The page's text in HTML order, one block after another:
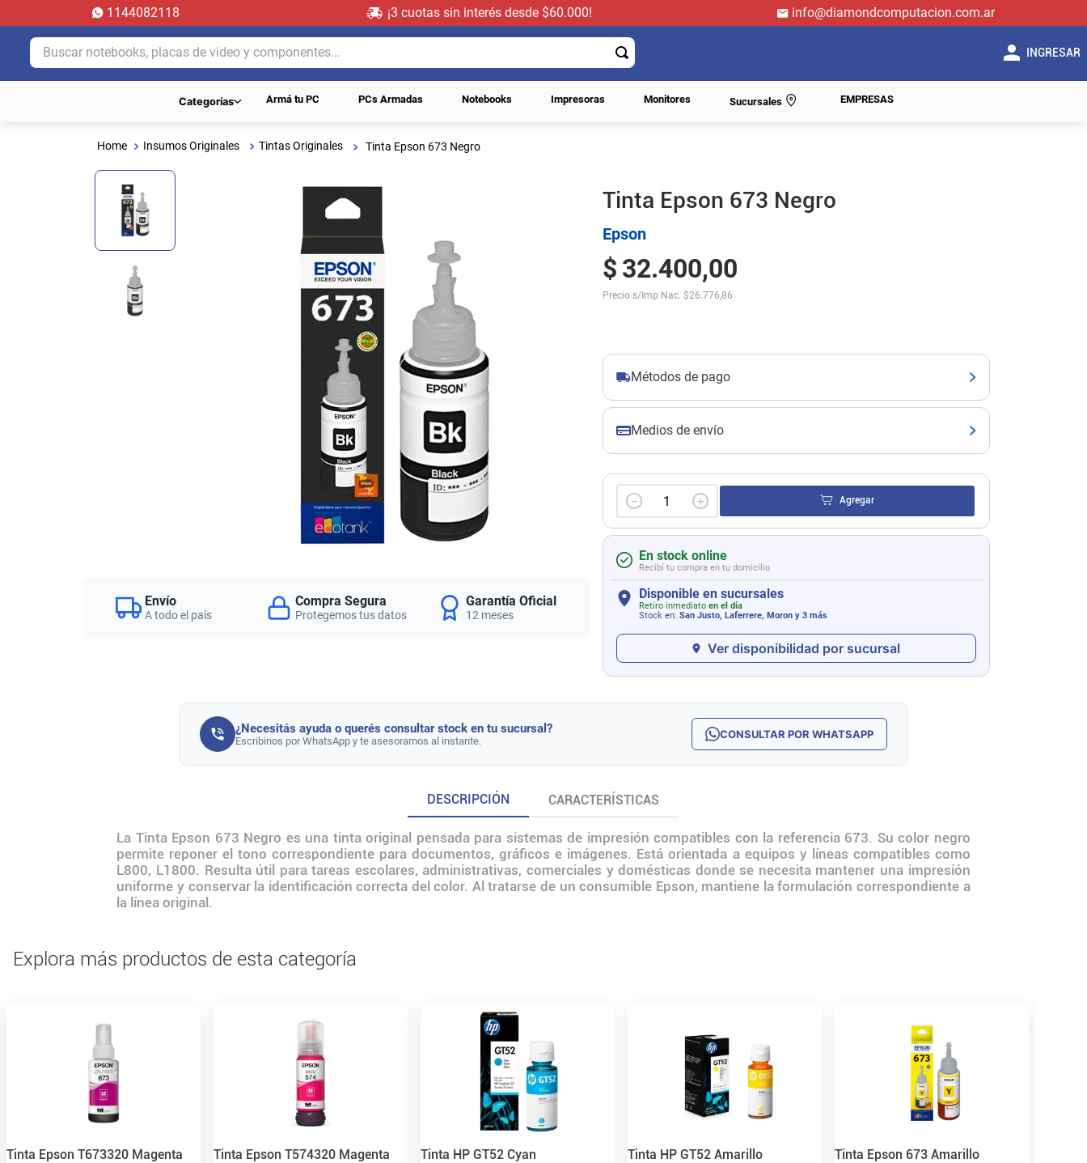
1144082118 ¡3 cuotas sin interés desde $60.000!
info@diamondcomputacion.com.ar
Buscar notebooks, placas de video y componentes...
INGRESAR
Categorías Armá tu PC PCs Armadas Notebooks Impresoras Monitores Sucursales EMPRESAS
Insumos Originales Tintas Originales Tinta Epson 673 Negro
Envío
A todo el país
Compra Segura
Protegemos tus datos
Garantía Oficial
12 meses
Tinta Epson 673 Negro
Epson
$ 32.400,00
Precio s/Imp Nac. $26.776,86
Métodos de pago
Medios de envío
＋
－ Agregar
En stock online
Recibí tu compra en tu domicilio
Disponible en sucursales
Retiro inmediato en el día
Stock en: San Justo, Laferrere, Morony 3 más
Ver disponibilidad por sucursal
¿Necesitás ayuda o querés consultar stock en tu sucursal?
Escribinos por WhatsApp y te asesoramos al instante. CONSULTAR POR WHATSAPP
DESCRIPCIÓN CARACTERÍSTICAS
La Tinta Epson 673 Negro es una tinta original pensada para sistemas de impresión compatibles con la referencia 673. Su color negro
permite reponer el tono correspondiente para documentos, gráficos e imágenes. Está orientada a equipos y líneas compatibles como
L800, L1800. Resulta útil para tareas escolares, administrativas, comerciales y domésticas donde se necesita mantener una impresión
uniforme y conservar la identificación correcta del color. Al tratarse de un consumible Epson, mantiene la formulación correspondiente a
la línea original.
Explora más productos de esta categoría
Tinta Epson T673320 Magenta Tinta Epson T574320 Magenta Tinta HP GT52 Cyan Tinta HP GT52 Amarillo Tinta Epson 673 Amarillo